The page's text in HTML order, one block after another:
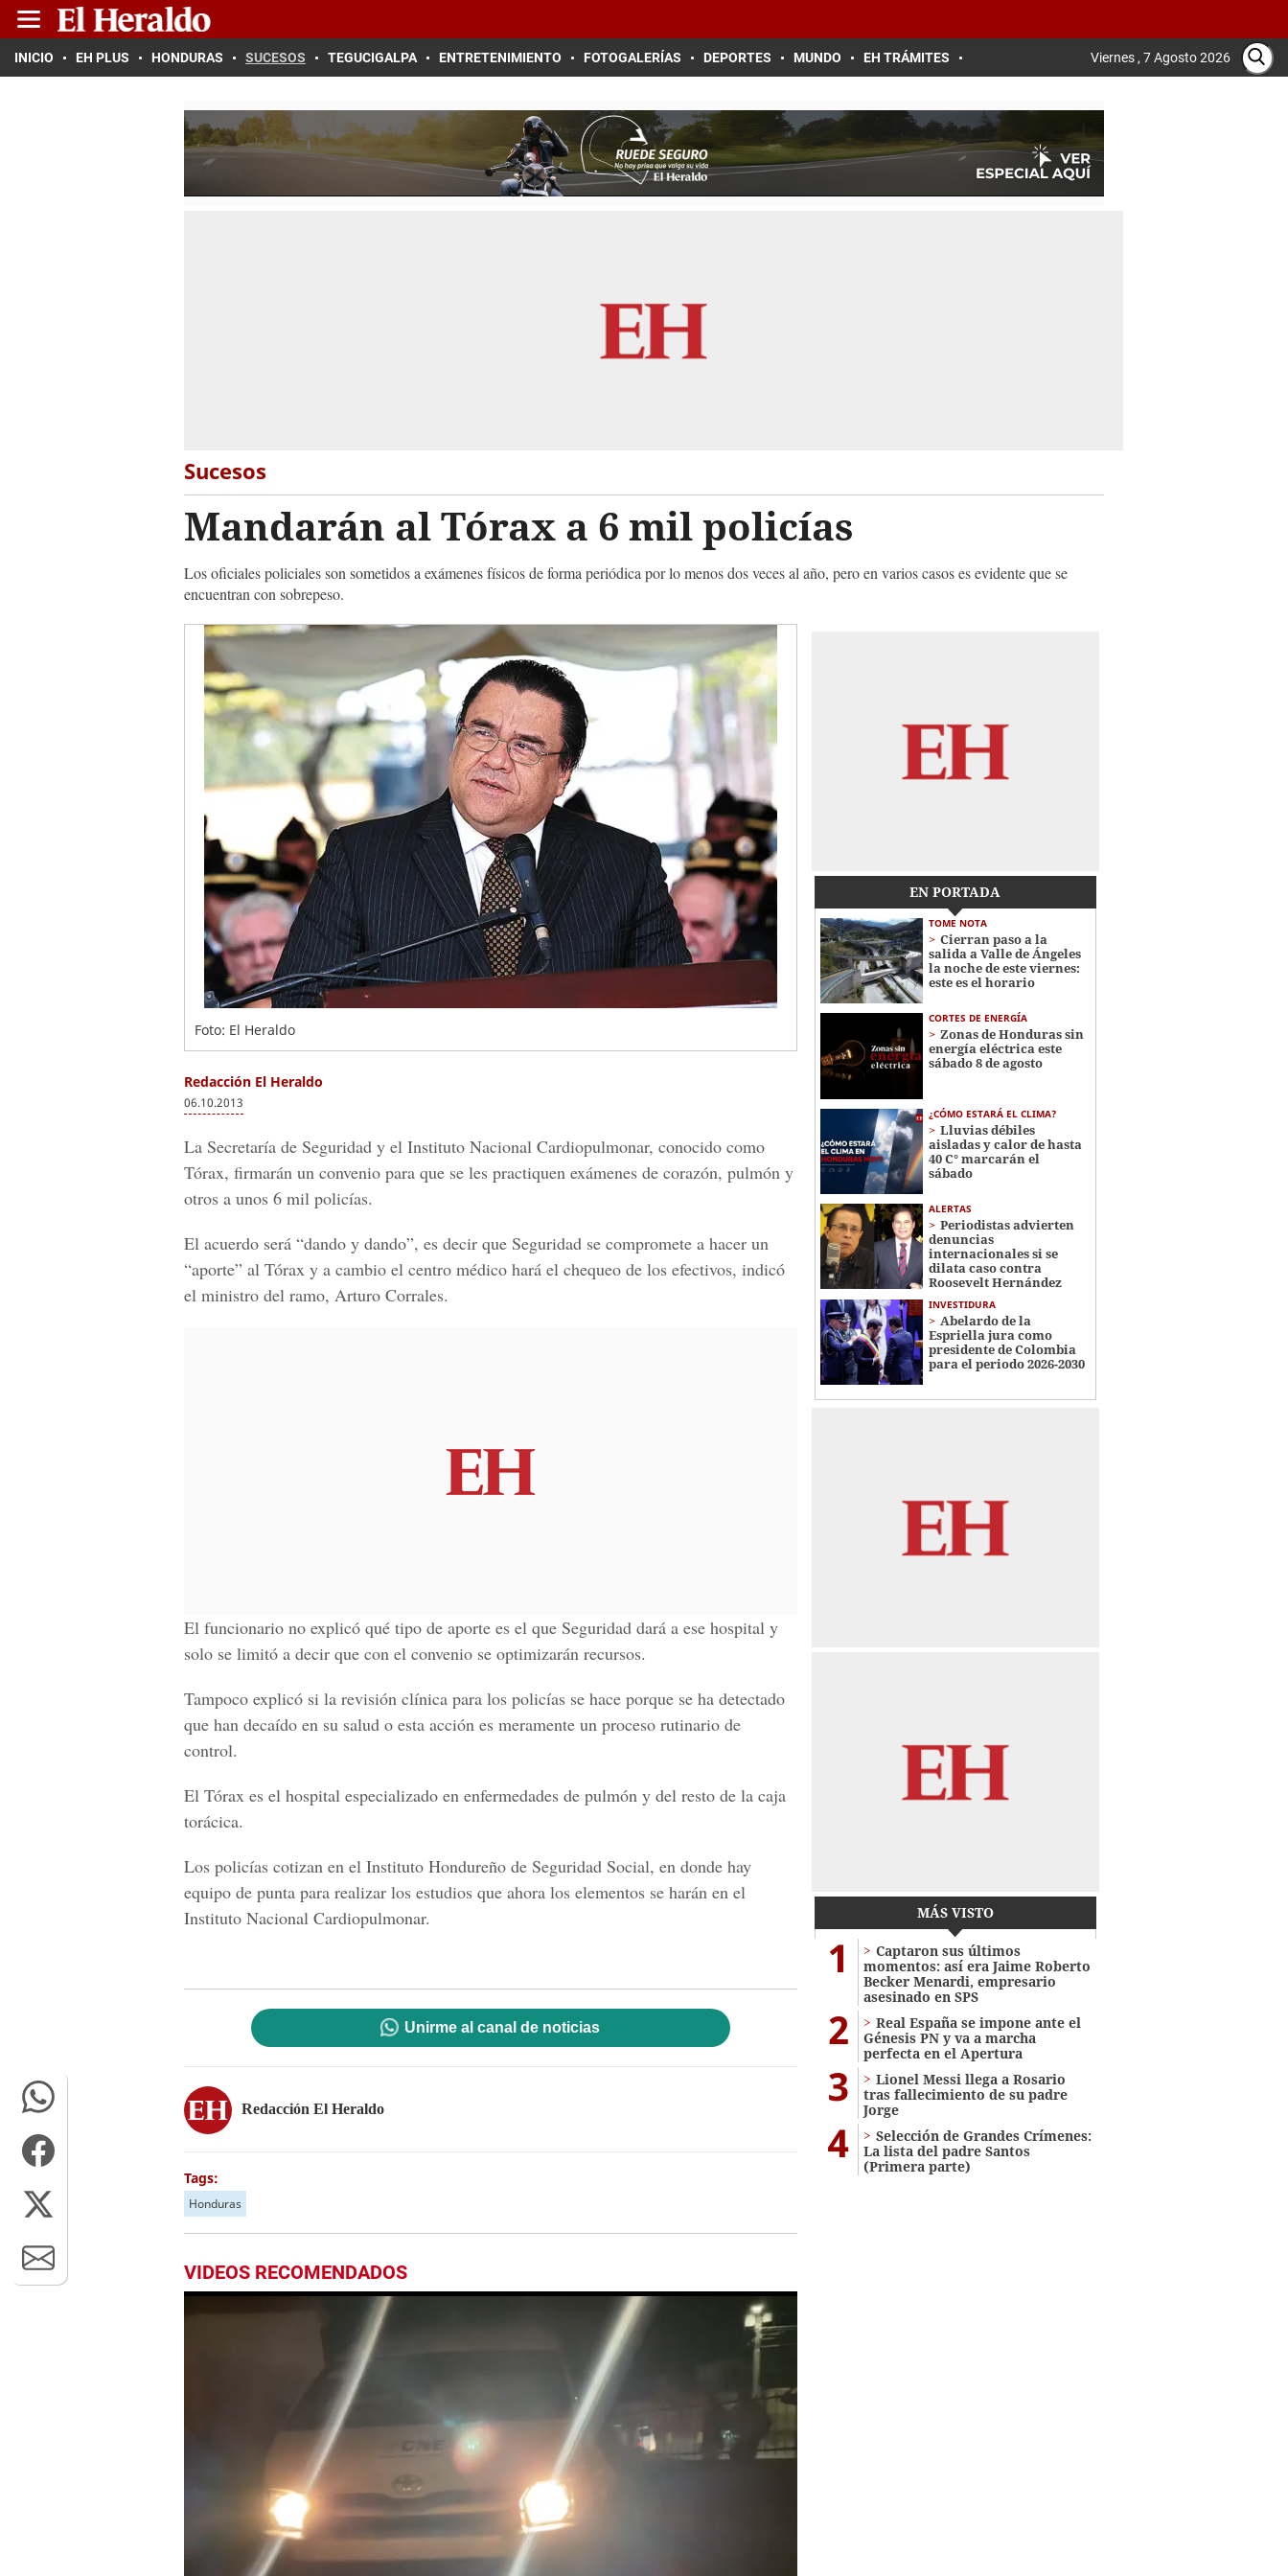
INICIO EH PLUS HONDURAS SUCESOS TEGUCIGALPA ENTRETENIMIENTO FOTOGALERÍAS DEPORTES MUNDO EH TRÁMITES Viernes , 7 Agosto 2026
Sucesos
Mandarán al Tórax a 6 mil policías
Los oficiales policiales son sometidos a exámenes físicos de forma periódica por lo menos dos veces al año, pero en varios casos es evidente que se
encuentran con sobrepeso.
Foto: El Heraldo
Redacción El Heraldo
06.10.2013
La Secretaría de Seguridad y el Instituto Nacional Cardiopulmonar, conocido como
Tórax, firmarán un convenio para que se les practiquen exámenes de corazón, pulmón y
otros a unos 6 mil policías.
El acuerdo será “dando y dando”, es decir que Seguridad se compromete a hacer un
“aporte” al Tórax y a cambio el centro médico hará el chequeo de los efectivos, indicó
el ministro del ramo, Arturo Corrales.
El funcionario no explicó qué tipo de aporte es el que Seguridad dará a ese hospital y
solo se limitó a decir que con el convenio se optimizarán recursos.
Tampoco explicó si la revisión clínica para los policías se hace porque se ha detectado
que han decaído en su salud o esta acción es meramente un proceso rutinario de
control.
El Tórax es el hospital especializado en enfermedades de pulmón y del resto de la caja
torácica.
Los policías cotizan en el Instituto Hondureño de Seguridad Social, en donde hay
equipo de punta para realizar los estudios que ahora los elementos se harán en el
Instituto Nacional Cardiopulmonar.
Unirme al canal de noticias
Redacción El Heraldo
Tags:
Honduras
VIDEOS RECOMENDADOS
EN PORTADA
TOME NOTA
Cierran paso a la
salida a Valle de Ángeles
la noche de este viernes:
este es el horario
CORTES DE ENERGÍA
Zonas de Honduras sin
energía eléctrica este
sábado 8 de agosto
¿CÓMO ESTARÁ EL CLIMA?
Lluvias débiles
aisladas y calor de hasta
40 C° marcarán el
sábado
ALERTAS
Periodistas advierten
denuncias
internacionales si se
dilata caso contra
Roosevelt Hernández
INVESTIDURA
Abelardo de la
Espriella jura como
presidente de Colombia
para el periodo 2026-2030
MÁS VISTO
1
Captaron sus últimos
momentos: así era Jaime Roberto
Becker Menardi​​​, empresario
asesinado en SPS
2
Real España se impone ante el
Génesis PN y va a marcha
perfecta en el Apertura
3
Lionel Messi llega a Rosario
tras fallecimiento de su padre
Jorge
4
Selección de Grandes Crímenes:
La lista del padre Santos
(Primera parte)